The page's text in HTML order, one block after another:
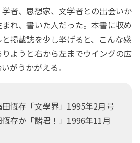
者、思想家、文学者との出会いか
れ、書いた人だった。本書に収め
掲載誌を少し挙げると、こんな感
ようと右から左までウイングの広
がうかがえる。
恆存「文學界」1995年2月号
存か「諸君！」1996年11月